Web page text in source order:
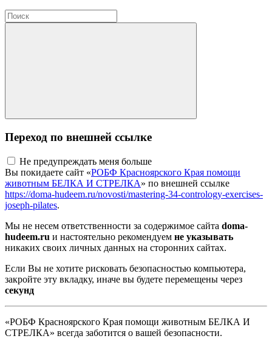
Переход по внешней ссылке
Не предупреждать меня больше
Вы покидаете сайт «РОБФ Красноярского Края помощи
животным БЕЛКА И СТРЕЛКА» по внешней ссылке
https://doma-hudeem.ru/novosti/mastering-34-contrology-exercises-
joseph-pilates.
Мы не несем ответственности за содержимое сайта doma-
hudeem.ru и настоятельно рекомендуем не указывать
никаких своих личных данных на сторонних сайтах.
Если Вы не хотите рисковать безопасностью компьютера,
закройте эту вкладку, иначе вы будете перемещены через
секунд
«РОБФ Красноярского Края помощи животным БЕЛКА И
СТРЕЛКА» всегда заботится о вашей безопасности.